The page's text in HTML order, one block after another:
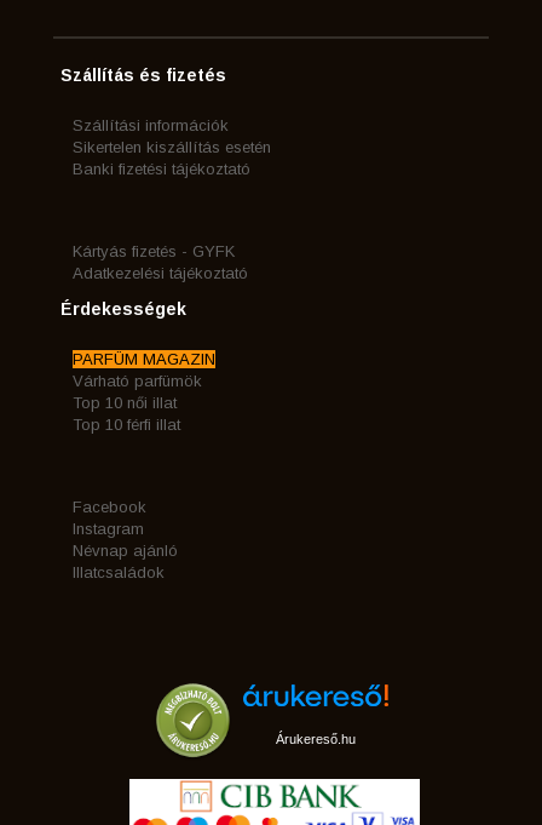
Szállítás és fizetés
Szállítási információk
Sikertelen kiszállítás esetén
Banki fizetési tájékoztató
Kártyás fizetés - GYFK
Adatkezelési tájékoztató
Érdekességek
PARFÜM MAGAZIN
Várható parfümök
Top 10 női illat
Top 10 férfi illat
Facebook
Instagram
Névnap ajánló
Illatcsaládok
Árukereső.hu